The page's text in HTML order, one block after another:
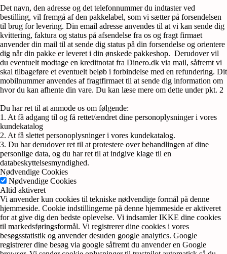
Det navn, den adresse og det telefonnummer du indtaster ved
bestilling, vil fremgå af den pakkelabel, som vi sætter på forsendelsen
til brug for levering. Din email adresse anvendes til at vi kan sende dig
kvittering, faktura og status på afsendelse fra os og fragt firmaet
anvender din mail til at sende dig status på din forsendelse og orientere
dig når din pakke er leveret i din ønskede pakkeshop. Derudover vil
du eventuelt modtage en kreditnotat fra Dinero.dk via mail, såfremt vi
skal tilbageføre et eventuelt beløb i forbindelse med en refundering. Dit
mobilnummer anvendes af fragtfirmaet til at sende dig information om
hvor du kan afhente din vare. Du kan læse mere om dette under pkt. 2
Du har ret til at anmode os om følgende:
1. At få adgang til og få rettet/ændret dine personoplysninger i vores
kundekatalog
2. At få slettet personoplysninger i vores kundekatalog.
3. Du har derudover ret til at protestere over behandlingen af dine
personlige data, og du har ret til at indgive klage til en
databeskyttelsesmyndighed.
Nødvendige Cookies
Nødvendige Cookies
Altid aktiveret
Vi anvender kun cookies til tekniske nødvendige formål på denne
hjemmeside. Cookie indstillingerne på denne hjemmeside er aktiveret
for at give dig den bedste oplevelse. Vi indsamler IKKE dine cookies
til markedsføringsformål. Vi registrerer dine cookies i vores
besøgsstatistik og anvender desuden google analytics. Google
registrerer dine besøg via google såfremt du anvender en Google